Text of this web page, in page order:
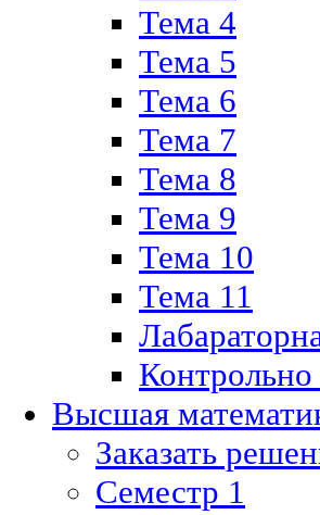
Тема 4
Тема 5
Тема 6
Тема 7
Тема 8
Тема 9
Тема 10
Тема 11
Высшая
Заказать
Семестр 1